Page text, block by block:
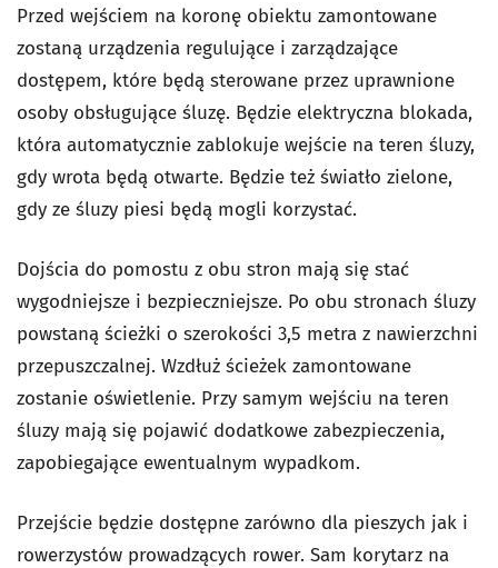
Przed wejściem na koronę obiektu zamontowane
zostaną urządzenia regulujące i zarządzające
dostępem, które będą sterowane przez uprawnione
osoby obsługujące śluzę. Będzie elektryczna blokada,
która automatycznie zablokuje wejście na teren śluzy,
gdy wrota będą otwarte. Będzie też światło zielone,
gdy ze śluzy piesi będą mogli korzystać.
Dojścia do pomostu z obu stron mają się stać
wygodniejsze i bezpieczniejsze. Po obu stronach śluzy
powstaną ścieżki o szerokości 3,5 metra z nawierzchni
przepuszczalnej. Wzdłuż ścieżek zamontowane
zostanie oświetlenie. Przy samym wejściu na teren
śluzy mają się pojawić dodatkowe zabezpieczenia,
zapobiegające ewentualnym wypadkom.
Przejście będzie dostępne zarówno dla pieszych jak i
rowerzystów prowadzących rower. Sam korytarz na